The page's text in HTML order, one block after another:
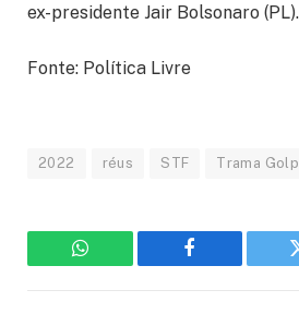
ex-presidente Jair Bolsonaro (PL).
Fonte: Política Livre
2022 réus STF Trama
WhatsApp Facebook